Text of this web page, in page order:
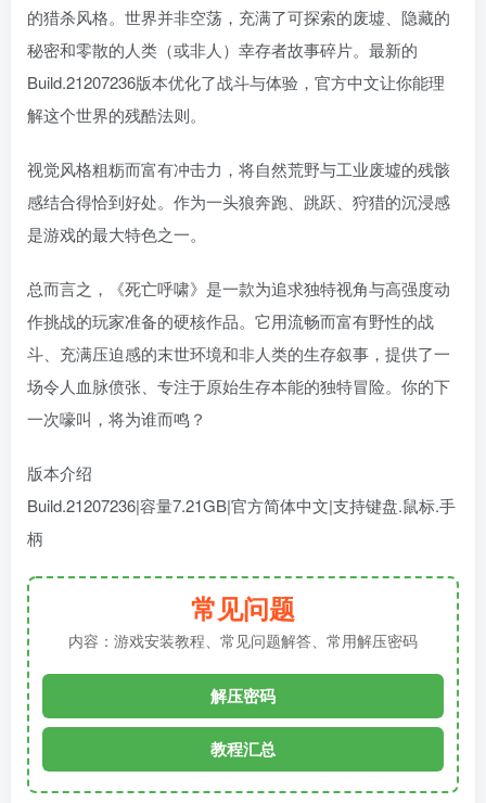
的猎杀风格。世界并非空荡，充满了可探索的废墟、隐藏的
秘密和零散的人类（或非人）幸存者故事碎片。最新的
Build.21207236版本优化了战斗与体验，官方中文让你能理
解这个世界的残酷法则。
视觉风格粗粝而富有冲击力，将自然荒野与工业废墟的残骸
感结合得恰到好处。作为一头狼奔跑、跳跃、狩猎的沉浸感
是游戏的最大特色之一。
总而言之，《死亡呼啸》是一款为追求独特视角与高强度动
作挑战的玩家准备的硬核作品。它用流畅而富有野性的战
斗、充满压迫感的末世环境和非人类的生存叙事，提供了一
场令人血脉偾张、专注于原始生存本能的独特冒险。你的下
一次嚎叫，将为谁而鸣？
版本介绍
Build.21207236|容量7.21GB|官方简体中文|支持键盘.鼠标.手
柄
常见问题
内容：游戏安装教程、常见问题解答、常用解压密码
解压密码
教程汇总